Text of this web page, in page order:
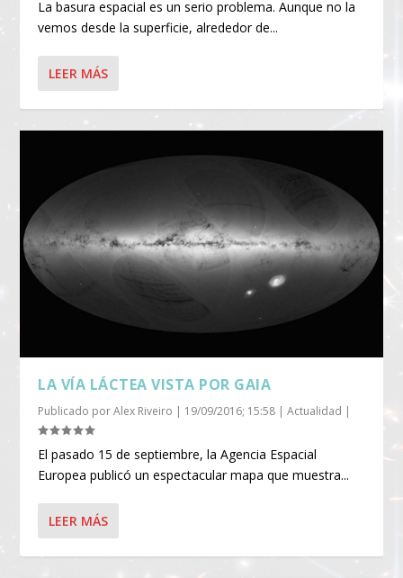
La basura espacial es un serio problema. Aunque no la
vemos desde la superficie, alrededor de...
LEER MÁS
LA VÍA LÁCTEA VISTA POR GAIA
Publicado porAlex Riveiro | 19/09/2016; 15:58 |Actualidad |
El pasado 15 de septiembre, la Agencia Espacial
Europea publicó un espectacular mapa que muestra...
LEER MÁS